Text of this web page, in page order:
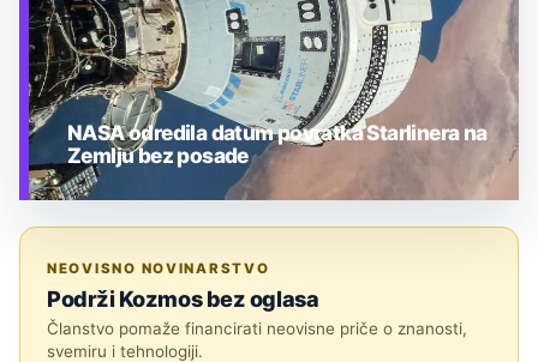
NASA odredila datum povratka Starlinera na
Zemlju bez posade
NEOVISNO NOVINARSTVO
Podrži Kozmos bez oglasa
Članstvo pomaže financirati neovisne priče o znanosti,
svemiru i tehnologiji.